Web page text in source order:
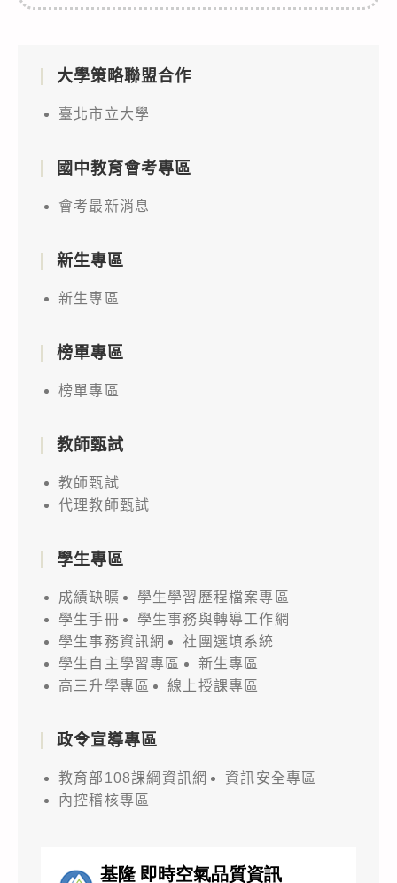
大學策略聯盟合作
臺北市立大學
國中教育會考專區
會考最新消息
新生專區
新生專區
榜單專區
榜單專區
教師甄試
教師甄試
代理教師甄試
學生專區
成績缺曠
學生學習歷程檔案專區
學生手冊
學生事務與轉導工作網
學生事務資訊網
社團選填系統
學生自主學習專區
新生專區
高三升學專區
線上授課專區
政令宣導專區
教育部108課綱資訊網
資訊安全專區
內控稽核專區